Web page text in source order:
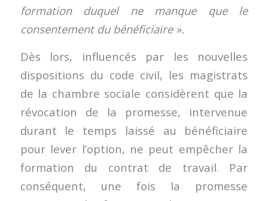
formation duquel ne manque que le
consentement du bénéficiaire ».
Dès lors, influencés par les nouvelles
dispositions du code civil, les magistrats
de la chambre sociale considèrent que la
révocation de la promesse, intervenue
durant le temps laissé au bénéficiaire
pour lever l’option, ne peut empêcher la
formation du contrat de travail. Par
conséquent, une fois la promesse